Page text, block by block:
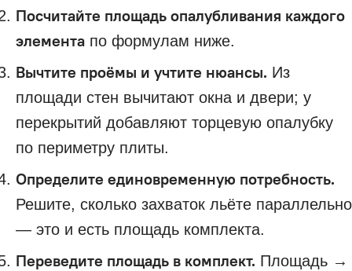
Посчитайте площадь опалубливания каждого
элемента по формулам ниже.
Вычтите проёмы и учтите нюансы. Из
площади стен вычитают окна и двери; у
перекрытий добавляют торцевую опалубку
по периметру плиты.
Определите единовременную потребность.
Решите, сколько захваток льёте параллельно
— это и есть площадь комплекта.
Переведите площадь в комплект. Площадь →